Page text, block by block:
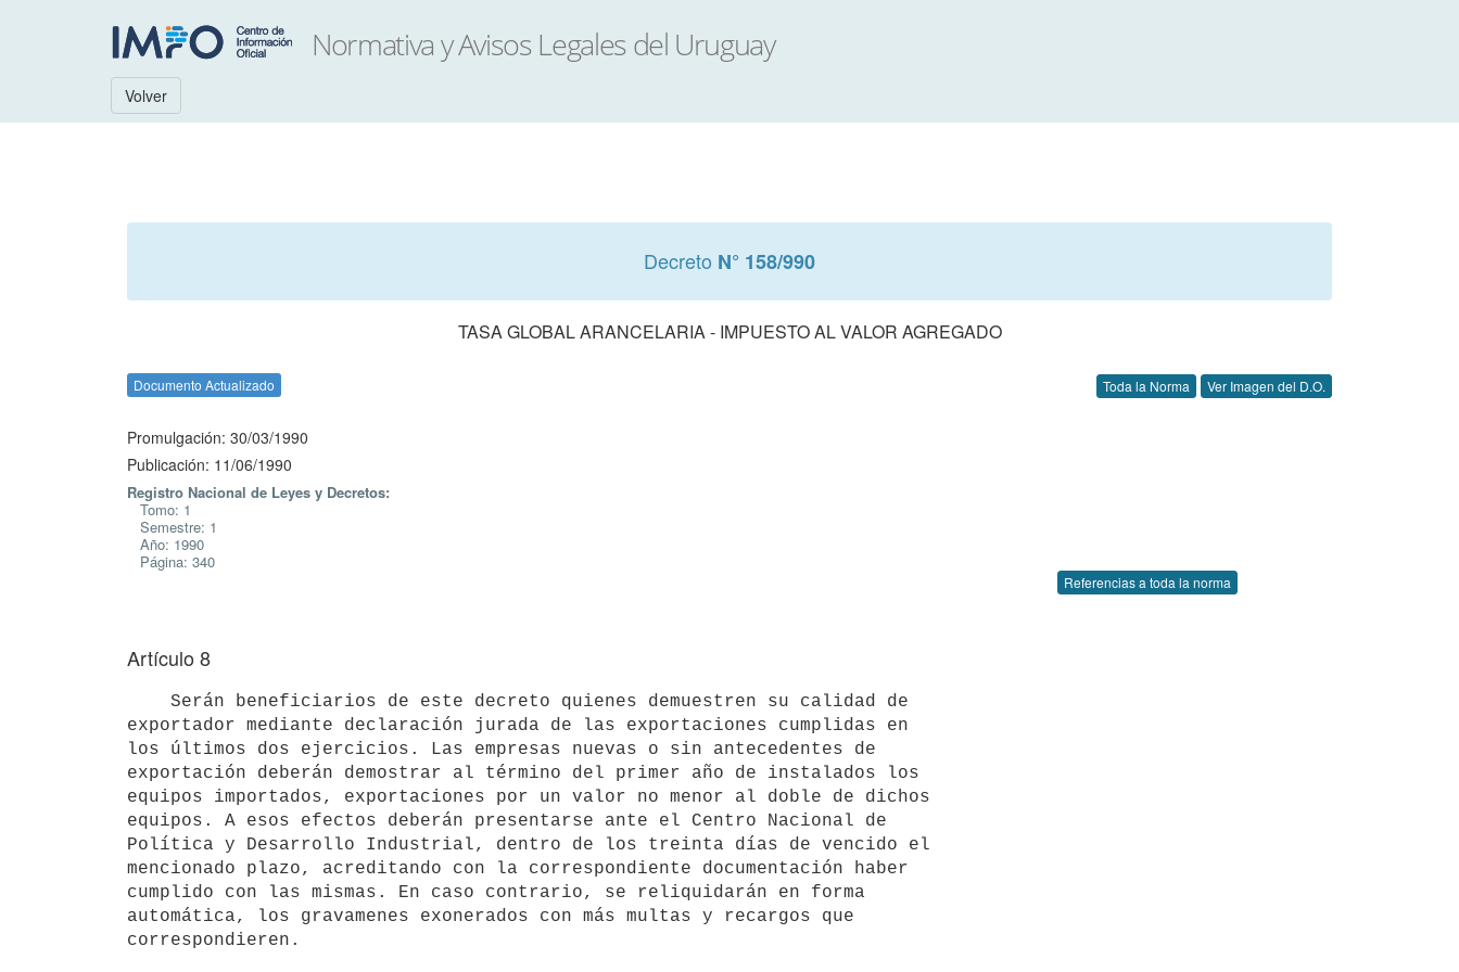
Volver
Decreto N° 158/990
TASA GLOBAL ARANCELARIA - IMPUESTO AL VALOR AGREGADO
Documento Actualizado Toda la Norma Ver Imagen del D.O.
Promulgación: 30/03/1990
Publicación: 11/06/1990
Registro Nacional de Leyes y Decretos:
Tomo: 1
Semestre: 1
Año: 1990
Página: 340
Referencias a toda la norma
Artículo 8
exportador mediante declaración jurada de las exportaciones cumplidas en
los últimos dos ejercicios. Las empresas nuevas o sin antecedentes de
exportación deberán demostrar al término del primer año de instalados los
equipos importados, exportaciones por un valor no menor al doble de dichos
equipos. A esos efectos deberán presentarse ante el Centro Nacional de
Política y Desarrollo Industrial, dentro de los treinta días de vencido el
mencionado plazo, acreditando con la correspondiente documentación haber
cumplido con las mismas. En caso contrario, se reliquidarán en forma
automática, los gravamenes exonerados con más multas y recargos que